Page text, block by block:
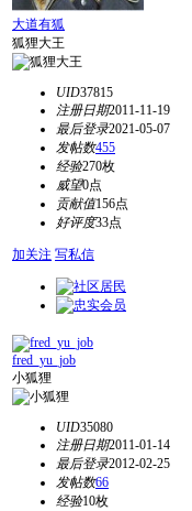
大道有狐
狐狸大王
UID37815
注册日期2011-11-19
最后登录2021-05-07
发帖数455
经验270枚
威望0点
贡献值156点
好评度33点
加关注 写私信
fred_yu_job
小狐狸
UID35080
注册日期2011-01-14
最后登录2012-02-25
发帖数66
经验10枚